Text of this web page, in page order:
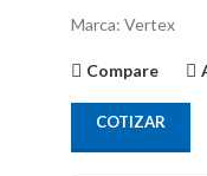
Marca: Vertex
Compare
COTIZAR